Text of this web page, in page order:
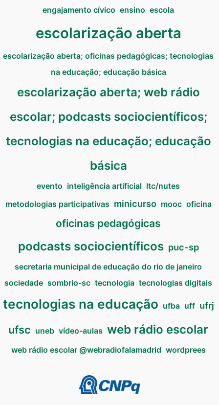
engajamento cívico ensino escola
escolarização aberta
escolarização aberta; oficinas pedagógicas; tecnologias
na educação; educação básica
escolarização aberta; web rádio
escolar; podcasts sociocientíficos;
tecnologias na educação; educação
básica
evento inteligência artificial ltc/nutes
metodologias participativas minicurso mooc oficina
oficinas pedagógicas
podcasts sociocientíficos puc-sp
secretaria municipal de educação do rio de janeiro
sociedade sombrio-sc tecnologia tecnologias digitais
tecnologias na educação ufba uff ufrj
ufsc uneb vídeo-aulas web rádio escolar
web rádio escolar @webradiofalamadrid wordprees